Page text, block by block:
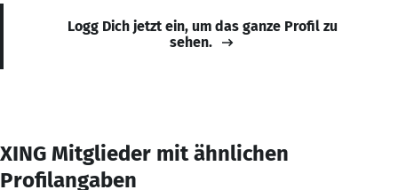
Logg Dich jetzt ein, um das ganze Profil zu
sehen.
XING Mitglieder mit ähnlichen
Profilangaben